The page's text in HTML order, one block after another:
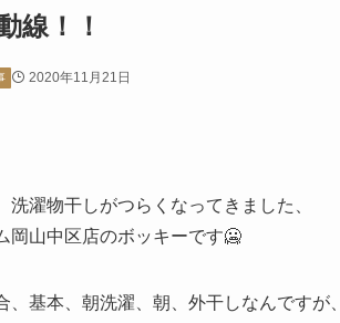
線！！
2020年11月21日
洗濯物干しがつらくなってきました、
岡山中区店のボッキーです🥶
基本、朝洗濯、朝、外干しなんですが、